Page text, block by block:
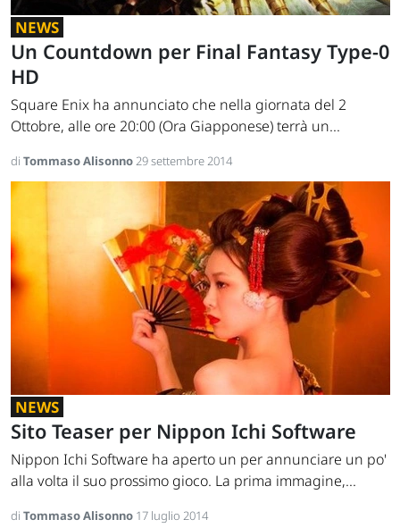
NEWS
Un Countdown per Final Fantasy Type-0
HD
Square Enix ha annunciato che nella giornata del 2
Ottobre, alle ore 20:00 (Ora Giapponese) terrà un...
di Tommaso Alisonno29 settembre 2014
NEWS
Sito Teaser per Nippon Ichi Software
Nippon Ichi Software ha aperto un per annunciare un po'
alla volta il suo prossimo gioco. La prima immagine,...
di Tommaso Alisonno 17 luglio 2014